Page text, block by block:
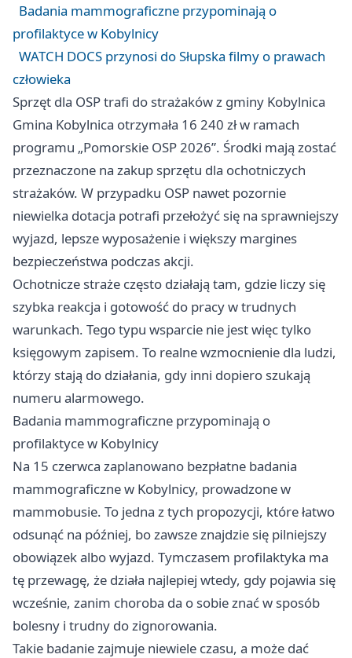
Badania mammograficzne przypominają o
profilaktyce w Kobylnicy
WATCH DOCS przynosi do Słupska filmy o prawach
człowieka
Sprzęt dla OSP trafi do strażaków z gminy Kobylnica
Gmina Kobylnica otrzymała 16 240 zł w ramach
programu „Pomorskie OSP 2026”. Środki mają zostać
przeznaczone na zakup sprzętu dla ochotniczych
strażaków. W przypadku OSP nawet pozornie
niewielka dotacja potrafi przełożyć się na sprawniejszy
wyjazd, lepsze wyposażenie i większy margines
bezpieczeństwa podczas akcji.
Ochotnicze straże często działają tam, gdzie liczy się
szybka reakcja i gotowość do pracy w trudnych
warunkach. Tego typu wsparcie nie jest więc tylko
księgowym zapisem. To realne wzmocnienie dla ludzi,
którzy stają do działania, gdy inni dopiero szukają
numeru alarmowego.
Badania mammograficzne przypominają o
profilaktyce w Kobylnicy
Na 15 czerwca zaplanowano bezpłatne badania
mammograficzne w Kobylnicy, prowadzone w
mammobusie. To jedna z tych propozycji, które łatwo
odsunąć na później, bo zawsze znajdzie się pilniejszy
obowiązek albo wyjazd. Tymczasem profilaktyka ma
tę przewagę, że działa najlepiej wtedy, gdy pojawia się
wcześnie, zanim choroba da o sobie znać w sposób
bolesny i trudny do zignorowania.
Takie badanie zajmuje niewiele czasu, a może dać